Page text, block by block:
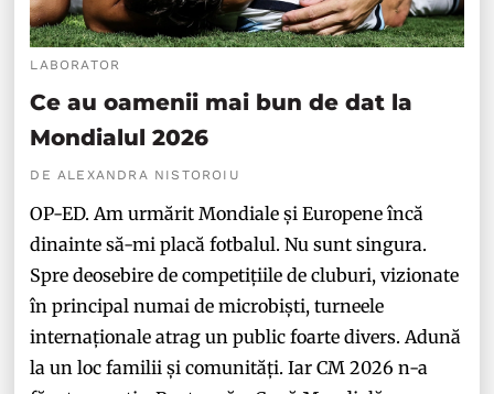
LABORATOR
Ce au oamenii mai bun de dat la
Mondialul 2026
DE ALEXANDRA NISTOROIU
OP-ED. Am urmărit Mondiale și Europene încă
dinainte să-mi placă fotbalul. Nu sunt singura.
Spre deosebire de competițiile de cluburi, vizionate
în principal numai de microbiști, turneele
internaționale atrag un public foarte divers. Adună
la un loc familii și comunități. Iar CM 2026 n-a